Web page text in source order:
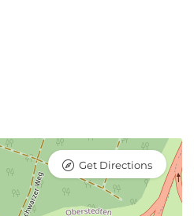
Get Directions